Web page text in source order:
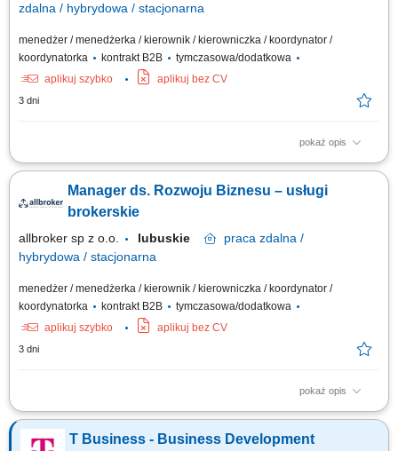
zdalna / hybrydowa / stacjonarna
menedżer / menedżerka / kierownik / kierowniczka / koordynator /
koordynatorka
kontrakt B2B
tymczasowa/dodatkowa
aplikuj szybko
aplikuj bez CV
3 dni
pokaż opis
Opis stanowiska Aktywne wyszukiwanie przedsiębiorstw
pierwszego kontaktu z właścicielami, członkami zarządów, dyrektorami
finansowymi, osobami odpowiedzialnymi za ubezpieczenia oraz innymi
Manager ds. Rozwoju Biznesu – usługi
brokerskie
allbroker sp z o.o. lubuskie praca zdalna /
hybrydowa / stacjonarna
menedżer / menedżerka / kierownik / kierowniczka / koordynator /
koordynatorka
kontrakt B2B
tymczasowa/dodatkowa
aplikuj szybko
aplikuj bez CV
3 dni
pokaż opis
Opis stanowiska Aktywne wyszukiwanie przedsiębiorstw
odpowiadających profilowi docelowego klienta Allbrokera. Nawiązywanie
pierwszego kontaktu z właścicielami, członkami zarządów, dyrektorami
T Business - Business Development